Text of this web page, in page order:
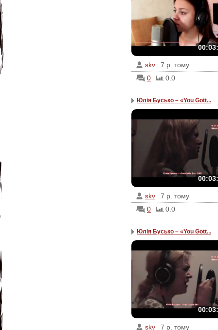
skv
7 р. тому
0
0.0
Юлія Бусько – «You Gott...
skv
7 р. тому
0
0.0
Юлія Бусько – «You Gott...
skv
7 р. тому